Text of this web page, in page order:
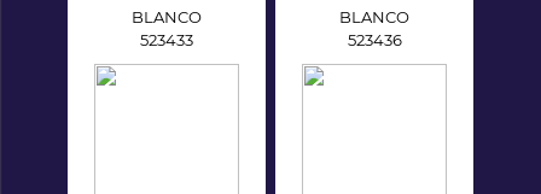
BLANCO
523433
BLANCO
523436